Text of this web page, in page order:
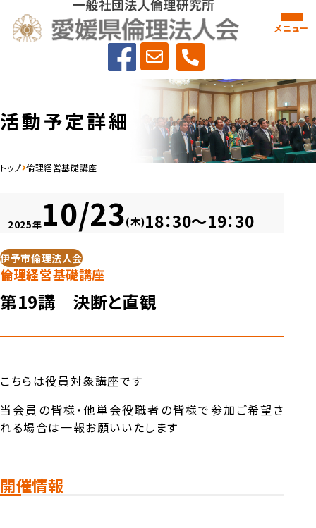
メニュー
活動予定詳細
トップ 倫理経営基礎講座
2025年10/23(木)18：30～19：30
伊予市倫理法人会
倫理経営基礎講座
第19講 決断と直観
こちらは役員対象講座です
当会員の皆様・他単会役職者の皆様で参加ご希望さ
れる場合は一報お願いいたします
開催情報